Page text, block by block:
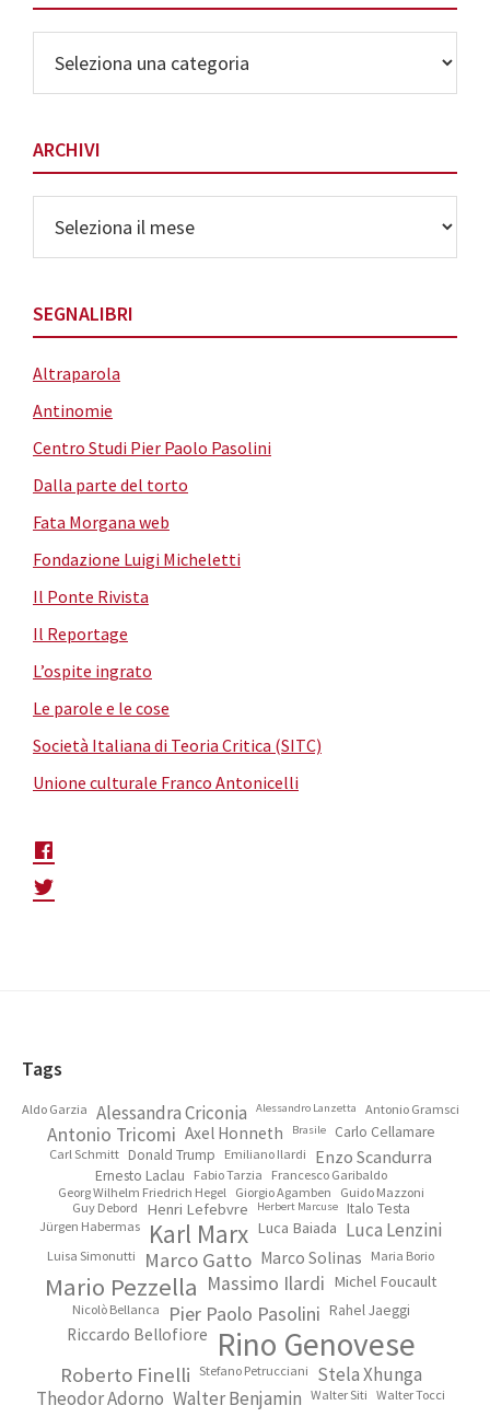
delle
Categorie
ARCHIVI
SEGNALIBRI
Altraparola
Antinomie
Centro Studi Pier Paolo Pasolini
Dalla parte del torto
Fata Morgana web
Fondazione Luigi Micheletti
Il Ponte Rivista
Il Reportage
L’ospite ingrato
Le parole e le cose
Società Italiana di Teoria Critica (SITC)
Unione culturale Franco Antonicelli
Footer
Tags
Aldo Garzia Alessandra Criconia Alessandro Lanzetta Antonio Gramsci
Antonio Tricomi Axel Honneth Brasile Carlo Cellamare
Carl Schmitt Donald Trump Emiliano Ilardi Enzo Scandurra
Ernesto Laclau Fabio Tarzia
Francesco Garibaldo
Georg Wilhelm Friedrich Hegel
Giorgio Agamben
Guido Mazzoni
Guy Debord
Henri Lefebvre Herbert Marcuse Italo Testa
Jürgen Habermas Karl Marx Luca Baiada Luca Lenzini
Luisa Simonutti Marco Gatto Marco Solinas Maria Borio
Mario Pezzella Massimo Ilardi Michel Foucault
Nicolò Bellanca Pier Paolo Pasolini Rahel Jaeggi
Riccardo Bellofiore Rino Genovese
Roberto Finelli Stefano Petrucciani
Stela Xhunga
Theodor Adorno Walter Benjamin Walter Siti Walter Tocci